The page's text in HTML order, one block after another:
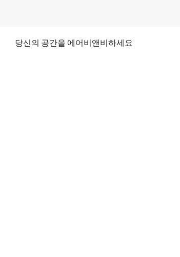
당신의 공간을 에어비앤비하세요